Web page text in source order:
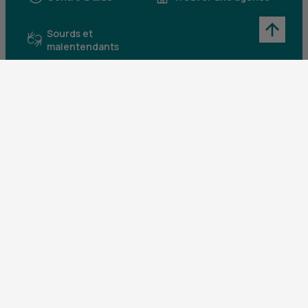
Sourds et
malentendants